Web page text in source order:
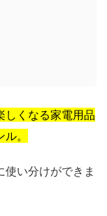
しくなる家電用品
。
い分けができま